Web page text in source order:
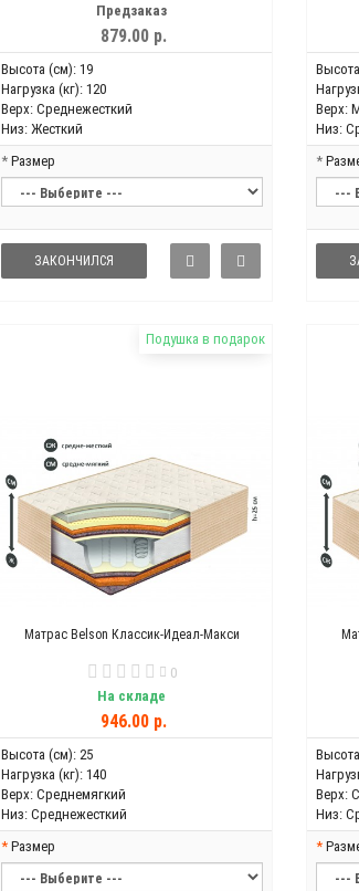
Предзаказ
879.00 р.
Высота (см): 19
Нагрузка (кг): 120
Верх: Среднежесткий
Низ: Жесткий
Размер
ЗАКОНЧИЛСЯ
Верх:
Низ:
Подушка в подарок
Матрас Belson Классик-Идеал-Макси
0
На складе
946.00 р.
Высота (см): 25
Нагрузка (кг): 140
Верх: Среднемягкий
Низ: Среднежесткий
Размер
Верх:
Низ: